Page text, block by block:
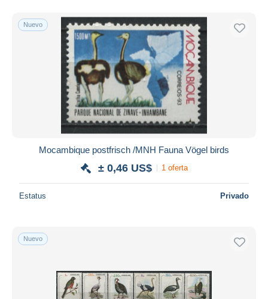
Nuevo
Mocambique postfrisch /MNH Fauna Vögel birds
± 0,46 US$ 1 oferta
Estatus Privado
Nuevo